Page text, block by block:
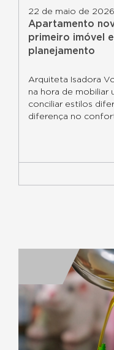
22 de maio de 2026
Apartamento
primeiro imóvel
planejamento
Arquiteta Isadora
na hora de mobiliar
conciliar estilos
diferença no